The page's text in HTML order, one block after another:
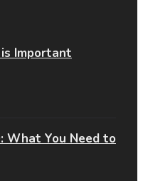
Important
What You Need to